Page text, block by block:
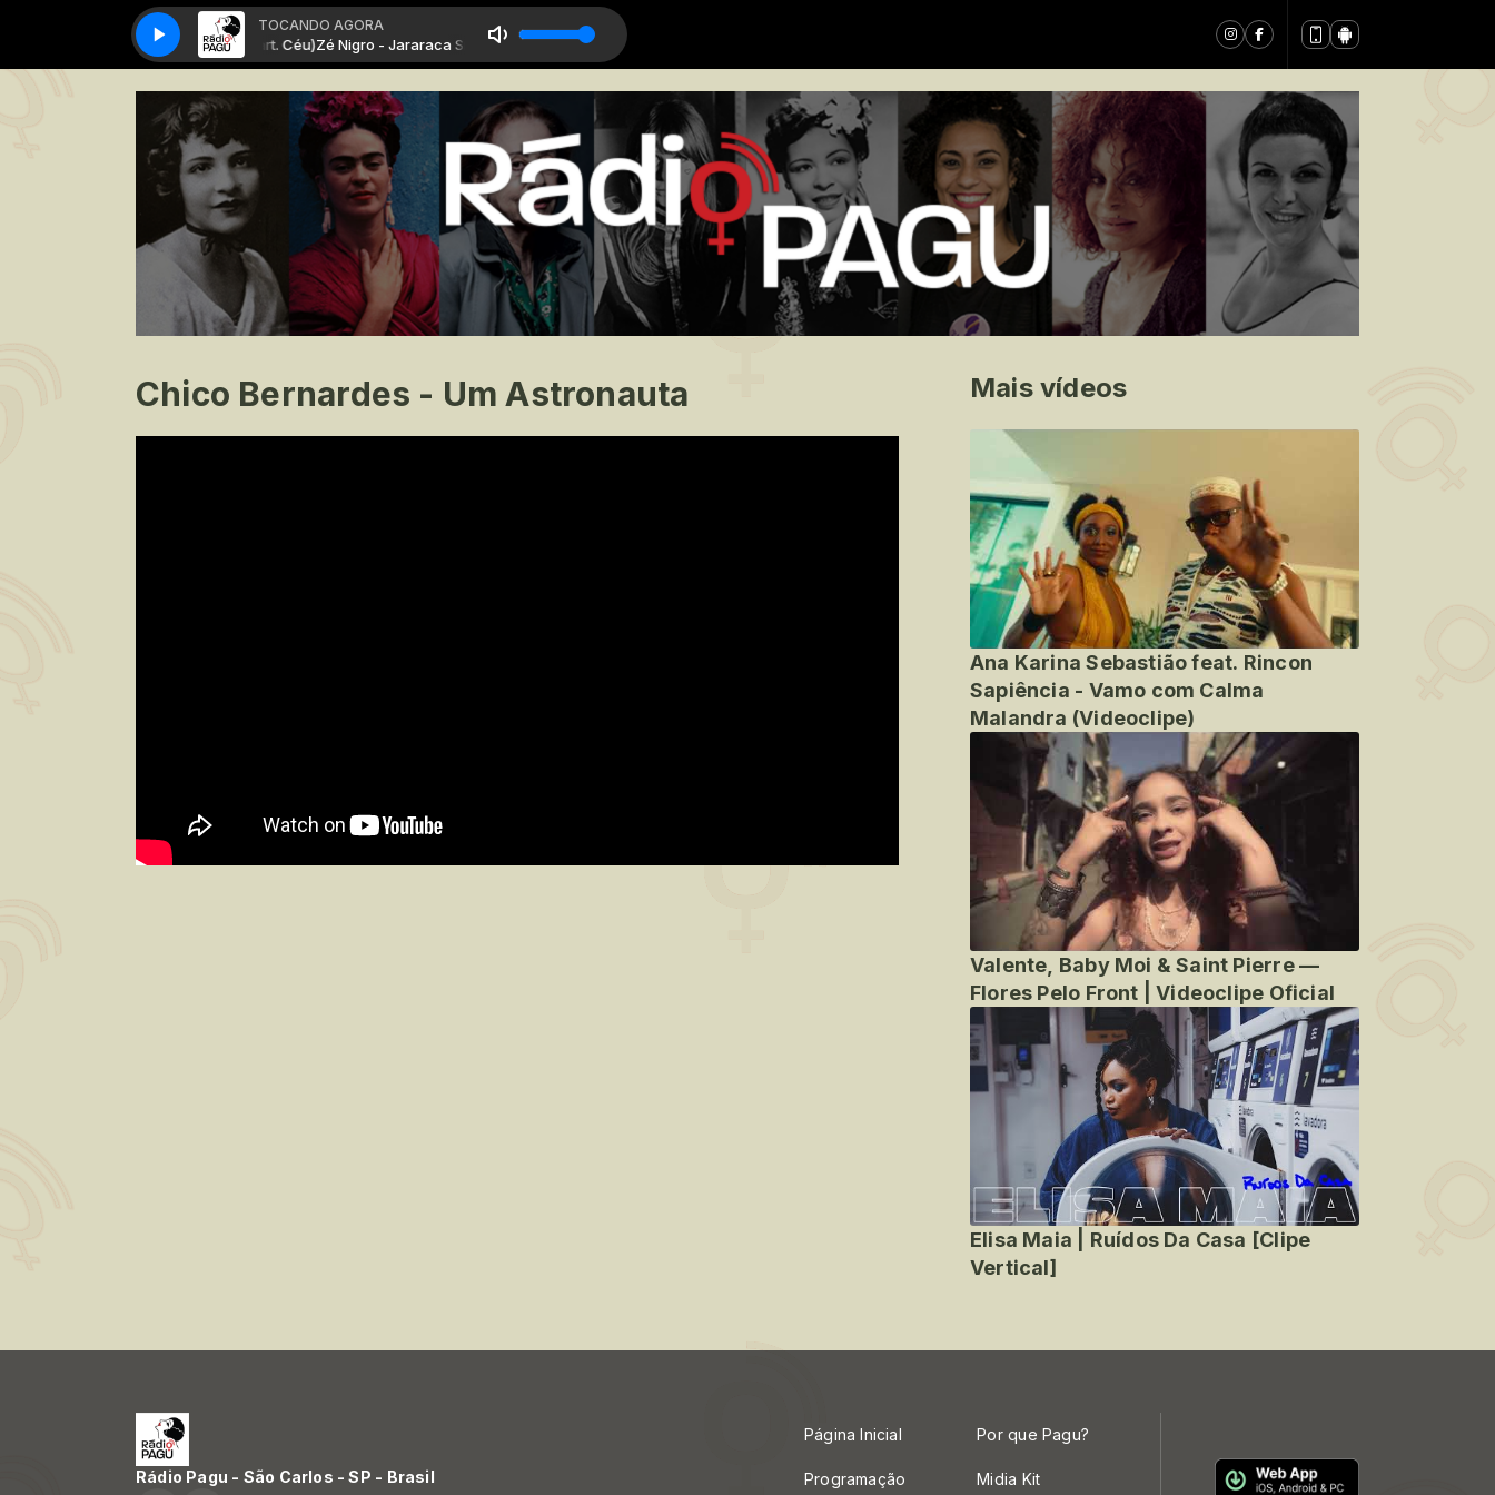
TOCANDO AGORA
Zé Nigro - Jararaca Snake (part. Céu)Zé Nigro - Jararaca Snake (part. Céu)
Chico Bernardes - Um Astronauta Mais vídeos
Ana Karina Sebastião feat. Rincon
Sapiência - Vamo com Calma
Malandra (Videoclipe)
Valente, Baby Moi & Saint Pierre —
Flores Pelo Front | Videoclipe Oficial
Elisa Maia | Ruídos Da Casa [Clipe
Vertical]
Rádio Pagu - São Carlos - SP - Brasil
Página Inicial
Programação
Por que Pagu?
Midia Kit